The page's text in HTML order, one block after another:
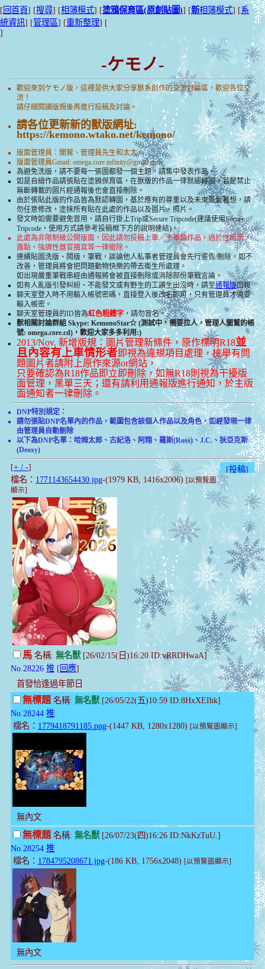
[ 回首頁] [搜尋] [相簿模式] [塗鴉保育區(原創貼圖)] [新相簿模式] [系
統資訊] [管理區] [重新整理] [
]
-ケモノ-
歡迎來到ケモノ版，這裡是供大家分享獸系創作的交流討論區，歡迎各位交
流！
請仔細閱讀版規後再進行投稿及討論。
請各位更新新的獸版網址:
https://kemono.wtako.net/kemono/
版面管理員：闇鷲、管理員先生和太太。
版面管理員Gmail: omega.core.infinity@gmail.com
為避免洗版，請不要每一張圖都發一個主題，請集中發表作品。
如是自繪作品請張貼在塗鴉保育區，在獸版的作品一律默認轉圖，若是禁止
無斷轉載的圖片經通報後也會直接刪除。
由於張貼此版的作品皆為默認轉圖，基於應有的尊重以及未來風氣著想，請
勿任意修改，塗抹所有貼在此處的作品以及圖片、照片。
發文時如需要避免冒用，請自行掛上Trip或Secure Tripcode(建議使用Secure
Tripcode，使用方式請參考投稿框下方的說明連結)。
此處為非限制級公開版面，因此請勿投稿上車／卡車類作品，過於性暗示，
露點，強調性器官描寫等一律撤除。
連續貼圖洗版、鬧版，筆戰，談論他人私事者管理員會先行警告/刪除，如不
改善，管理員將會把問題動物快樂的帶去衛生所處理。
如出現嚴重筆戰串經由通報將會被直接刪除或消除部份筆戰言論。
如有人亂版引發糾紛、不能發文或有野生的工讀生出沒時，請至通報版回報
聊天室登入時不用輸入帳號密碼，直接登入後改名即可，只有管理員才需要
輸入帳密。
聊天室管理員的ID皆為紅色粗體字 ，請勿冒名。
獸相關討論群組 Skype: KemonoStar☆ (測試中，需要拉人，管理人闇鷲的帳
號: omega.core.cd)，歡迎大家多多利用:)
2013/Nov. 新增版規：圖片管理新條件，原作標明R18並
且內容有上車情形者即視為違規項目處理，檢舉有問
題圖片者請附上原作來源or網站，
只要確認為R18作品即立即刪除，如無R18則視為干擾版
面管理，黑單三天；還有請利用通報版進行通知，於主版
面通知者一律刪除。
DNP特別規定：
請勿張貼DNP名單內的作品，範圍包含該個人作品以及角色，如經發現一律
由管理員自動刪除
以下為DNP名單：哈姆太郎、古紀洛、阿翔、羅斯(Ross)、J.C.、狄亞克斯
(Deoxy)
[投稿]
[+ / -]
檔名： 1771143654430.jpg-(1979 KB, 1416x2006) [以預覽圖
顯示]
馬 名稱: 無名獸[26/02/15(日)16:20 ID:vRRDHwaA]
No.28226 推 [ 回應]
首發恰逢過年節日
無標題名稱: 無名獸[26/05/22(五)10:59 ID:8HxXEIhk]
No.28244 推
檔名： 1779418791185.png-(1447 KB, 1280x1280) [以預覽圖顯示]
無內文
無標題名稱: 無名獸[26/07/23(四)16:26 ID:NkKzTuU.]
No.28254 推
檔名： 1784795208671.jpg-(186 KB, 1756x2048) [以預覽圖顯示]
無內文